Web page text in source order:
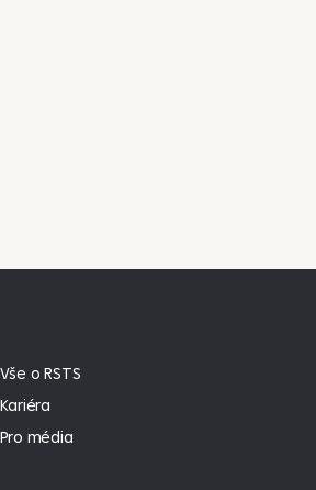
Vše o RSTS
Kariéra
Pro média